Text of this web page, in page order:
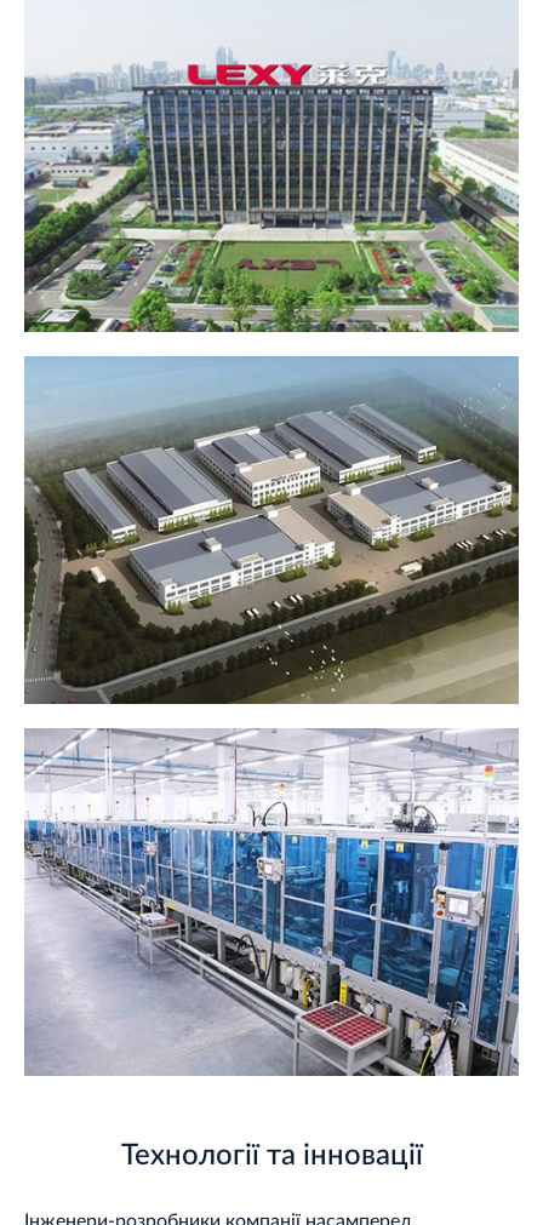
Технології та інновації
Інженери-розробники компанії насамперед